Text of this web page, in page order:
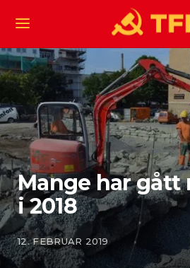
Mange har gått
i 2018
12. FEBRUAR 2019